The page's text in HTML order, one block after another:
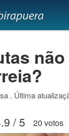
. Última
/ 5 20 votos